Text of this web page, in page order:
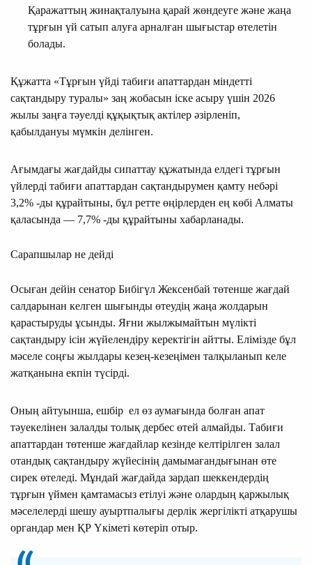
Қаражаттың жинақталуына қарай жөндеуге және жаңа
тұрғын үй сатып алуға арналған шығыстар өтелетін
болады.
Құжатта «Тұрғын үйді табиғи апаттардан міндетті
сақтандыру туралы» заң жобасын іске асыру үшін 2026
жылы заңға тәуелді құқықтық актілер әзірленіп,
қабылдануы мүмкін делінген.
Ағымдағы жағдайды сипаттау құжатында елдегі тұрғын
үйлерді табиғи апаттардан сақтандырумен қамту небәрі
3,2% -ды құрайтыны, бұл ретте өңірлерден ең көбі Алматы
қаласында — 7,7% -ды құрайтыны хабарланады.
Сарапшылар не дейді
Осыған дейін сенатор Бибігүл Жексенбай төтенше жағдай
салдарынан келген шығынды өтеудің жаңа жолдарын
қарастыруды ұсынды. Яғни жылжымайтын мүлікті
сақтандыру ісін жүйелендіру керектігін айтты. Елімізде бұл
мәселе соңғы жылдары кезең-кезеңімен талқыланып келе
жатқанына екпін түсірді.
Оның айтуынша, ешбір ел өз аумағында болған апат
тәуекелінен залалды толық дербес өтей алмайды. Табиғи
апаттардан төтенше жағдайлар кезінде келтірілген залал
отандық сақтандыру жүйесінің дамымағандығынан өте
сирек өтеледі. Мұндай жағдайда зардап шеккендердің
тұрғын үймен қамтамасыз етілуі және олардың қаржылық
мәселелерді шешу ауыртпалығы дерлік жергілікті атқарушы
органдар мен ҚР Үкіметі көтеріп отыр.